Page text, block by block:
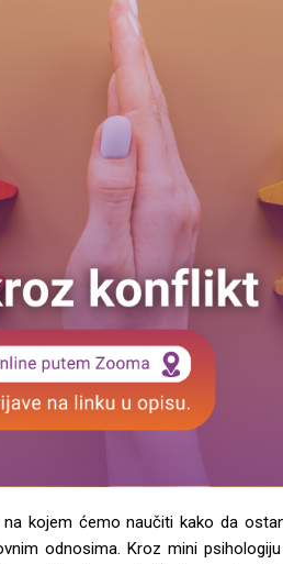
kojem ćemo naučiti kako da
odnosima. Kroz mini